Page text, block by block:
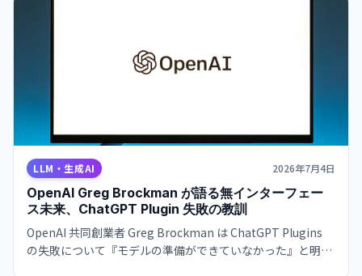
LLM・生成AI 2026年7月4日
OpenAI Greg Brockman が語る無インターフェー
ス未来、ChatGPT Plugin 失敗の教訓
OpenAI 共同創業者 Greg Brockman は ChatGPT Plugins
の失敗について『モデルの準備ができていなかった』と明か